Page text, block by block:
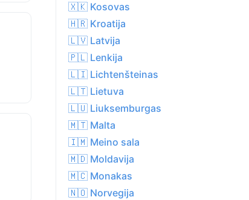
🇽🇰 Kosovas
🇭🇷 Kroatija
🇱🇻 Latvija
🇵🇱 Lenkija
🇱🇮 Lichtenšteinas
🇱🇹 Lietuva
🇱🇺 Liuksemburgas
🇲🇹 Malta
🇮🇲 Meino sala
🇲🇩 Moldavija
🇲🇨 Monakas
🇳🇴 Norvegija